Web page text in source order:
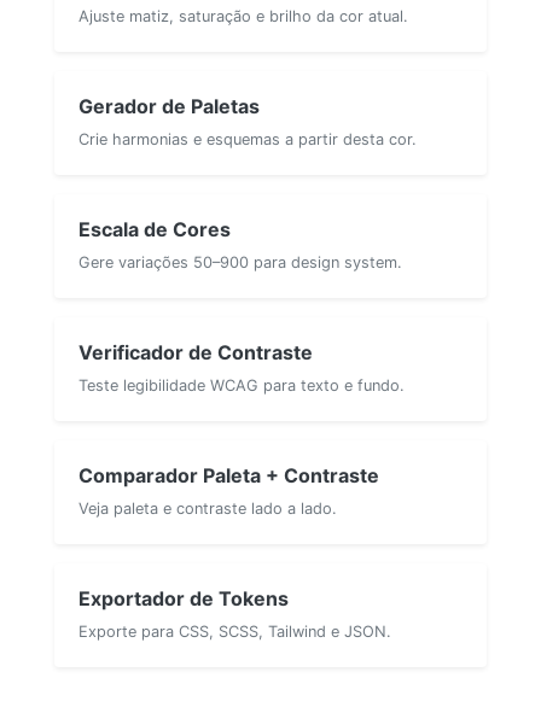
Ajuste matiz, saturação e brilho da cor atual.
Gerador de Paletas
Crie harmonias e esquemas a partir desta cor.
Escala de Cores
Gere variações 50–900 para design system.
Verificador de Contraste
Teste legibilidade WCAG para texto e fundo.
Comparador Paleta + Contraste
Veja paleta e contraste lado a lado.
Exportador de Tokens
Exporte para CSS, SCSS, Tailwind e JSON.